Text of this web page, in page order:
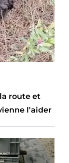
route et
l'aider